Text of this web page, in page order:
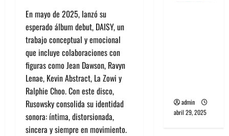
En mayo de 2025, lanzó su
esperado álbum debut, DAISY, un
trabajo conceptual y emocional
que incluye colaboraciones con
figuras como Jean Dawson, Ravyn
Lenae, Kevin Abstract, La Zowi y
Ralphie Choo. Con este disco,
Rusowsky consolida su identidad
sonora: íntima, distorsionada,
sincera y siempre en movimiento.
admin
abril 29, 2025